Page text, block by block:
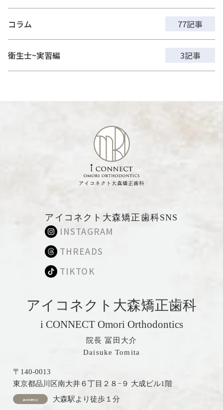
コラム 77記事
衛生士~実習編 3記事
アイコネクト大森矯正歯科SNS
INSTAGRAM
THREADS
TIKTOK
アイコネクト大森矯正歯科
i CONNECT Omori Orthodontics
院長 冨田大介
Daisuke Tomita
〒140-0013
東京都品川区南大井６丁目２８−９ 大成ビル1階
access 大森駅より徒歩１分